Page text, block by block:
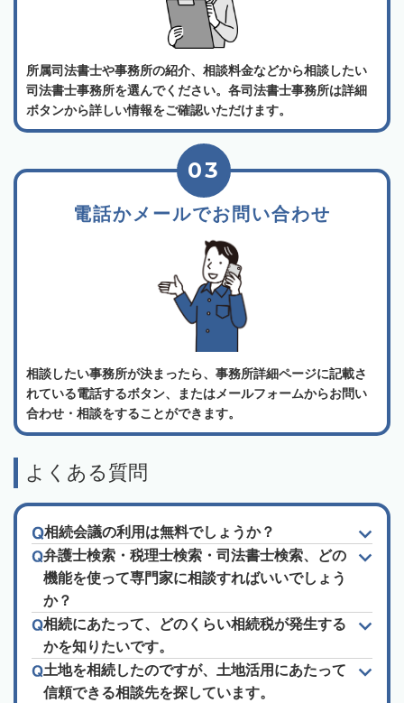
所属司法書士や事務所の紹介、相談料金などから相談したい
司法書士事務所を選んでください。各司法書士事務所は詳細
ボタンから詳しい情報をご確認いただけます。
電話かメールでお問い合わせ
03
相談したい事務所が決まったら、事務所詳細ページに記載さ
れている電話するボタン、またはメールフォームからお問い
合わせ・相談をすることができます。
よくある質問
相続会議の利用は無料でしょうか？
弁護士検索・税理士検索・司法書士検索、どの
機能を使って専門家に相談すればいいでしょう
か？
相続にあたって、どのくらい相続税が発生する
かを知りたいです。
土地を相続したのですが、土地活用にあたって
信頼できる相談先を探しています。